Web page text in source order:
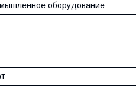
оборудование